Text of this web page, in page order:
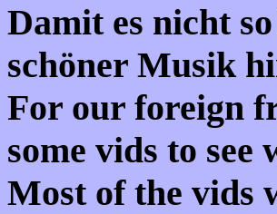
Damit es nicht
schöner Musik
For our foreign
some vids to see
Most of the vids